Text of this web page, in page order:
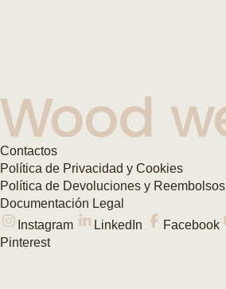
Contactos
Política de Privacidad y Cookies
Política de Devoluciones y Reembolsos
Documentación Legal
Instagram
LinkedIn Facebook
Pinterest